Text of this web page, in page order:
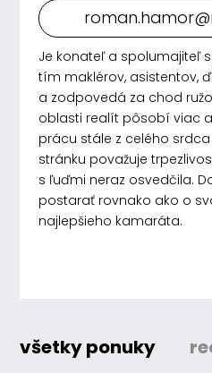
Je konateľ a spolumajiteľ
tím maklérov, asistentov,
a zodpovedá za chod
oblasti realít pôsobí viac
prácu stále z celého srdca
stránku považuje
s ľuďmi neraz osvedčila.
postarať rovnako ako o
najlepšieho kamaráta.
všetky ponuky